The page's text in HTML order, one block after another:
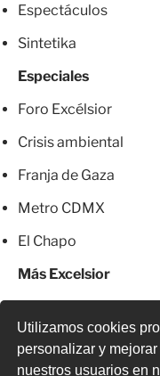
Utilizamos cookies
personalizar y
nuestros usuarios en
Espectáculos
Sintetika
Especiales
Foro Excélsior
Crisis ambiental
Franja de Gaza
Metro CDMX
El Chapo
Más Excelsior
© 2026 Todos los